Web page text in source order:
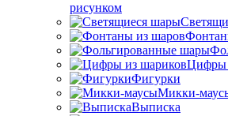
рисунком
Цифры
Фигурки
Микки-
Выписка